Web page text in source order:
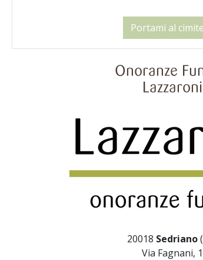
Portami al
Onoranze
Lazzaroni
20018 Sedriano
Via Fagnani, 1